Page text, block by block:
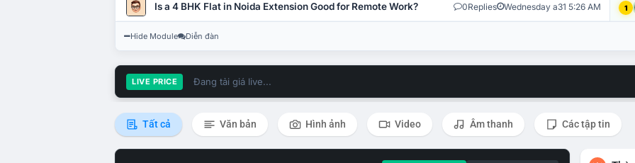
Is a 4 BHK Flat in Noida Extension Good for Remote Work? 0Replies Wednesday a31 5:26 AM 1
Hide Module Diễn đàn
LIVE PRICE Đang tải giá live...
Tất cả Văn bản Hình ảnh Video Âm thanh Các tập tin